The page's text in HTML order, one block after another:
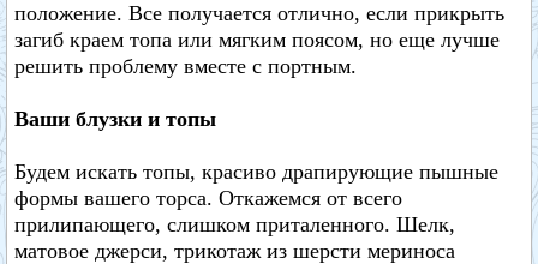
положение. Все получается отлично, если прикрыть
загиб краем топа или мягким поясом, но еще лучше
решить проблему вместе с портным.
Ваши блузки и топы
Будем искать топы, красиво драпирующие пышные
формы вашего торса. Откажемся от всего
прилипающего, слишком приталенного. Шелк,
матовое джерси, трикотаж из шерсти мериноса